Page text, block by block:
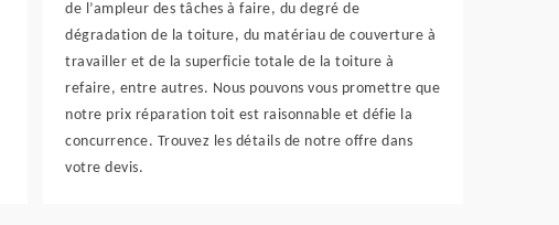
de l’ampleur des tâches à faire, du degré de
dégradation de la toiture, du matériau de couverture à
travailler et de la superficie totale de la toiture à
refaire, entre autres. Nous pouvons vous promettre que
notre prix réparation toit est raisonnable et défie la
concurrence. Trouvez les détails de notre offre dans
votre devis.